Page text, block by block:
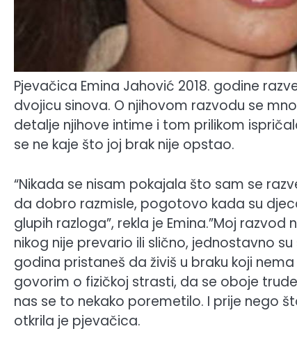
Pjevačica Emina Jahović 2018. godine
dvojicu sinova. O njihovom razvodu se
detalje njihove intime i tom prilikom
se ne kaje što joj brak nije opstao.
“Nikada se nisam pokajala što sam se
da dobro razmisle, pogotovo kada su
glupih razloga”, rekla je Emina.”Moj
nikog nije prevario ili slično, jednostavno
godina pristaneš da živiš u braku koji
govorim o fizičkoj strasti, da se oboje
nas se to nekako poremetilo. I prije nego
otkrila je pjevačica.